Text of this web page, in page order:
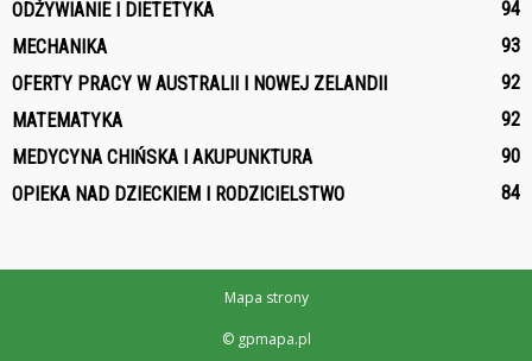
ODŻYWIANIE I DIETETYKA
94
MECHANIKA
93
OFERTY PRACY W AUSTRALII I NOWEJ ZELANDII
92
MATEMATYKA
92
MEDYCYNA CHIŃSKA I AKUPUNKTURA
90
OPIEKA NAD DZIECKIEM I RODZICIELSTWO
84
Mapa strony
© gpmapa.pl